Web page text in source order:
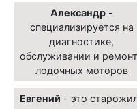
Александр-
специализируется на
диагностике,
обслуживании и
лодочных моторов
Евгений - это